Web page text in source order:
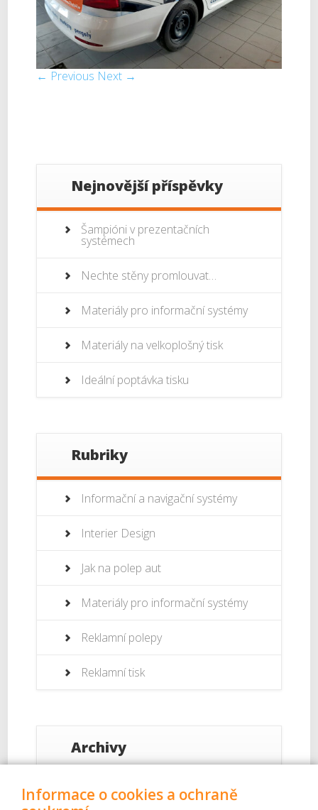
← Previous Next →
Nejnovější příspěvky
Šampióni v prezentačních
systémech
Nechte stěny promlouvat…
Materiály pro informační systémy
Materiály na velkoplošný tisk
Ideální poptávka tisku
Rubriky
Informační a navigační systémy
Interier Design
Jak na polep aut
Materiály pro informační systémy
Reklamní polepy
Reklamní tisk
Archivy
Září 2017
Informace o cookies a ochraně